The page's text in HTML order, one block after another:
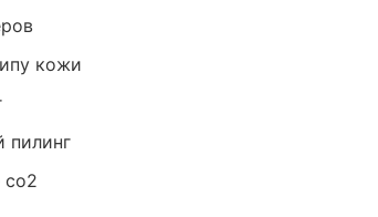
кожи
пилинг
co2